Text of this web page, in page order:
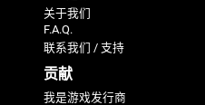
关于我们
F.A.Q.
联系我们 / 支持
贡献
我是游戏发行商